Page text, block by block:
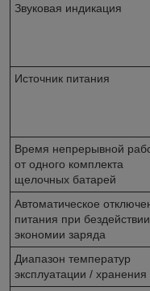
Звуковая индикация
Источник питания
Время непрерывной
от одного комплекта
щелочных батарей
Автоматическое
питания при
экономии заряда
Диапазон температур
эксплуатации / хранения